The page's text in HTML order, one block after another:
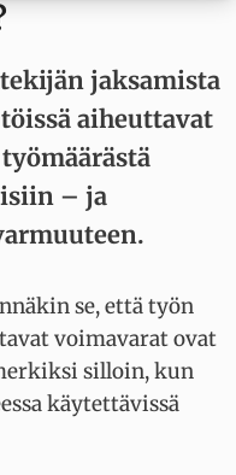
jaksamista
aiheuttavat
– ja
se, että työn
voimavarat ovat
silloin, kun
käytettävissä